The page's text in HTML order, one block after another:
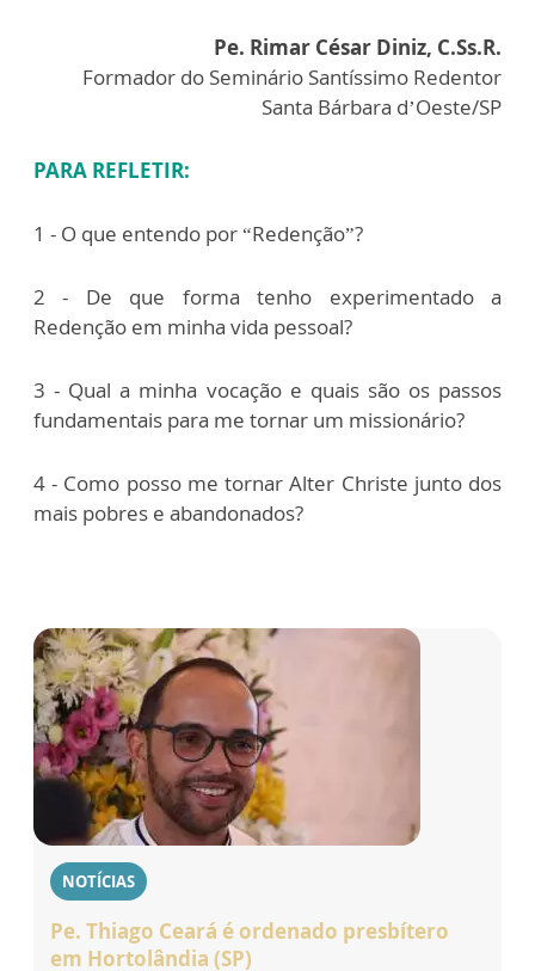
Pe. Rimar César Diniz, C.Ss.R.
Formador do Seminário Santíssimo Redentor
Santa Bárbara d’Oeste/SP
PARA REFLETIR:
1 - O que entendo por “Redenção”?
2 - De que forma tenho experimentado a
Redenção em minha vida pessoal?
3 - Qual a minha vocação e quais são os passos
fundamentais para me tornar um missionário?
4 - Como posso me tornar Alter Christe junto dos
mais pobres e abandonados?
NOTÍCIAS
Pe. Thiago Ceará é ordenado presbítero
em Hortolândia (SP)